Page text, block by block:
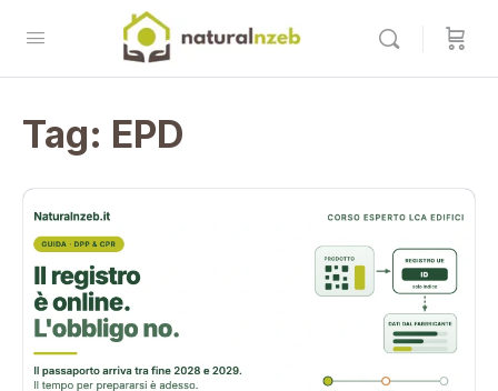
Tag: EPD